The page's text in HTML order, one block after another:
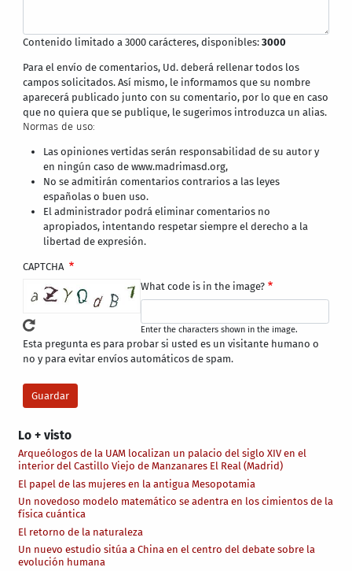
Lo + visto
Arqueólogos de la UAM localizan un palacio del siglo XIV en el
interior del Castillo Viejo de Manzanares El Real (Madrid)
El papel de las mujeres en la antigua Mesopotamia
Un novedoso modelo matemático se adentra en los cimientos de la
física cuántica
El retorno de la naturaleza
Un nuevo estudio sitúa a China en el centro del debate sobre la
evolución humana
Contenido limitado a 3000 carácteres, disponibles:3000
Para el envío de comentarios, Ud. deberá rellenar todos los
campos solicitados. Así mismo, le informamos que su nombre
aparecerá publicado junto con su comentario, por lo que en caso
que no quiera que se publique, le sugerimos introduzca un alias.
Normas de uso:
Las opiniones vertidas serán responsabilidad de su autor y
en ningún caso de www.madrimasd.org,
No se admitirán comentarios contrarios a las leyes
españolas o buen uso.
El administrador podrá eliminar comentarios no
apropiados, intentando respetar siempre el derecho a la
libertad de expresión.
CAPTCHA
What code is in the image?
Enter the characters shown in the image.
Esta pregunta es para probar si usted es un visitante humano o
no y para evitar envíos automáticos de spam.